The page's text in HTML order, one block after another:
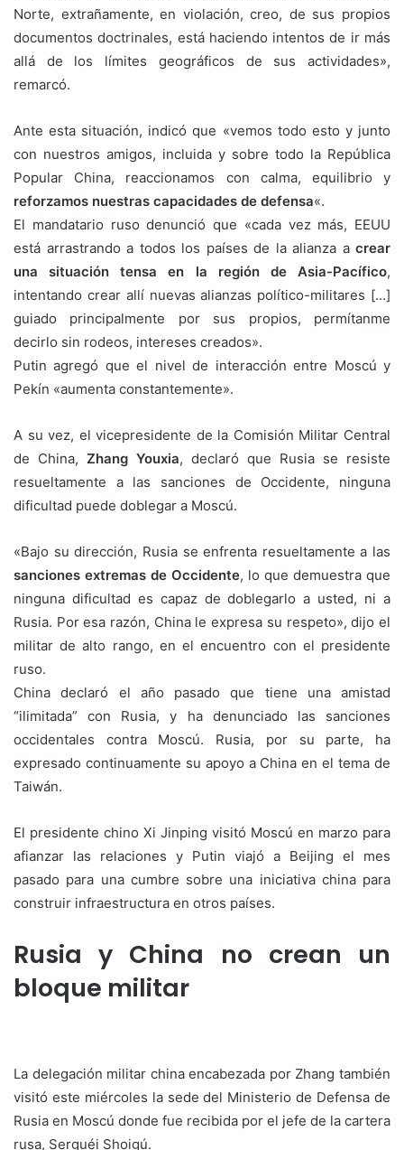
Norte, extrañamente, en violación, creo, de sus propios
documentos doctrinales, está haciendo intentos de ir más
allá de los límites geográficos de sus actividades»,
remarcó.
Ante esta situación, indicó que «vemos todo esto y junto
con nuestros amigos, incluida y sobre todo la República
Popular China, reaccionamos con calma, equilibrio y
reforzamos nuestras capacidades de defensa«.
El mandatario ruso denunció que «cada vez más, EEUU
está arrastrando a todos los países de la alianza a crear
una situación tensa en la región de Asia-Pacífico,
intentando crear allí nuevas alianzas político-militares […]
guiado principalmente por sus propios, permítanme
decirlo sin rodeos, intereses creados».
Putin agregó que el nivel de interacción entre Moscú y
Pekín «aumenta constantemente».
A su vez, el vicepresidente de la Comisión Militar Central
de China, Zhang Youxia, declaró que Rusia se resiste
resueltamente a las sanciones de Occidente, ninguna
dificultad puede doblegar a Moscú.
«Bajo su dirección, Rusia se enfrenta resueltamente a las
sanciones extremas de Occidente, lo que demuestra que
ninguna dificultad es capaz de doblegarlo a usted, ni a
Rusia. Por esa razón, China le expresa su respeto», dijo el
militar de alto rango, en el encuentro con el presidente
ruso.
China declaró el año pasado que tiene una amistad
“ilimitada” con Rusia, y ha denunciado las sanciones
occidentales contra Moscú. Rusia, por su parte, ha
expresado continuamente su apoyo a China en el tema de
Taiwán.
El presidente chino Xi Jinping visitó Moscú en marzo para
afianzar las relaciones y Putin viajó a Beijing el mes
pasado para una cumbre sobre una iniciativa china para
construir infraestructura en otros países.
Rusia y China no crean un
bloque militar
La delegación militar china encabezada por Zhang también
visitó este miércoles la sede del Ministerio de Defensa de
Rusia en Moscú donde fue recibida por el jefe de la cartera
rusa, Serguéi Shoigú.